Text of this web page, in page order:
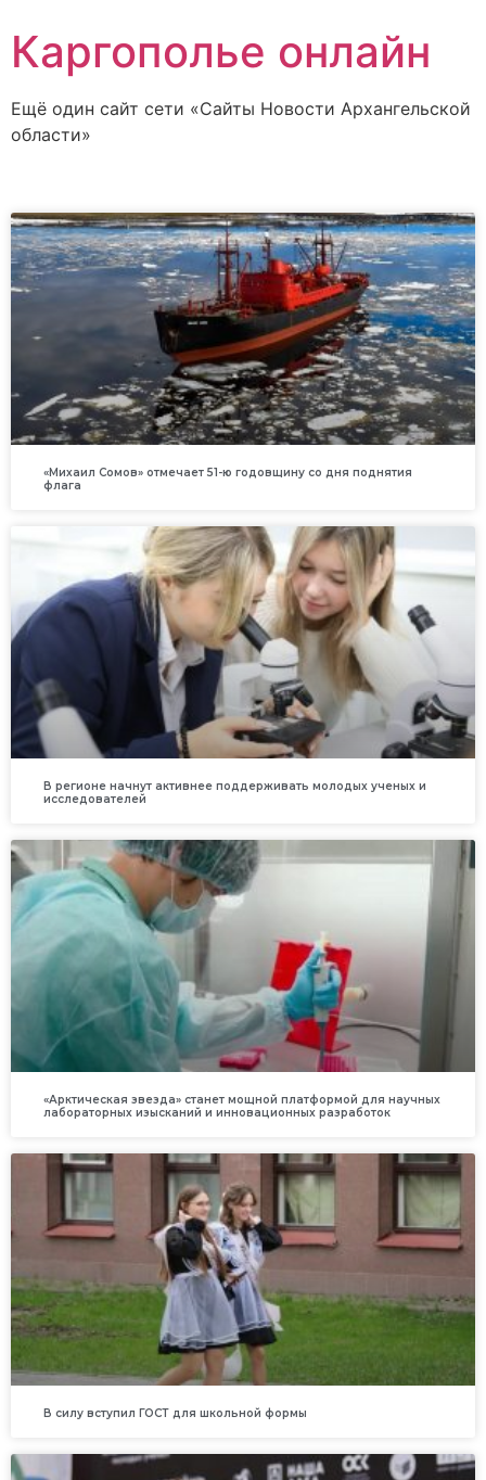
Каргополье онлайн
Ещё один сайт сети «Сайты Новости Архангельской
области»
«Михаил Сомов» отмечает 51-ю годовщину со дня поднятия
флага
В регионе начнут активнее поддерживать молодых ученых и
исследователей
«Арктическая звезда» станет мощной платформой для научных
лабораторных изысканий и инновационных разработок
В силу вступил ГОСТ для школьной формы